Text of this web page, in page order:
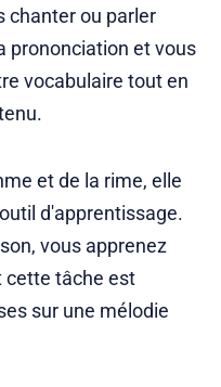
chanter ou parler
prononciation et vous
vocabulaire tout en
et de la rime, elle
d'apprentissage.
vous apprenez
cette tâche est
sur une mélodie